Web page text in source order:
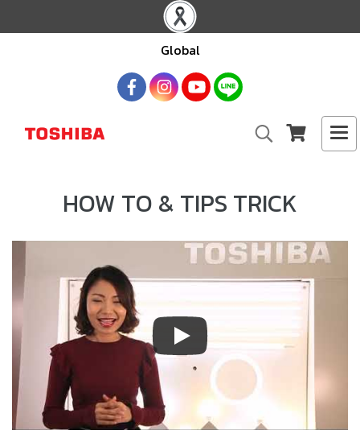
Global
HOW TO & TIPS TRICK